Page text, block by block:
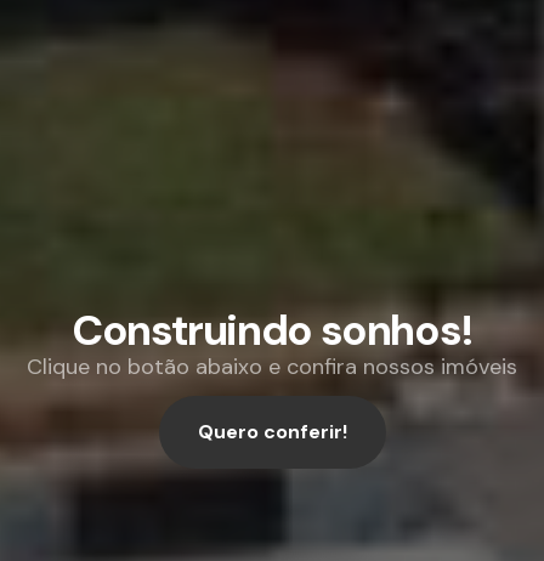
Construindosonhos!
Clique no botão abaixo e confira nossos imóveis
Quero conferir!